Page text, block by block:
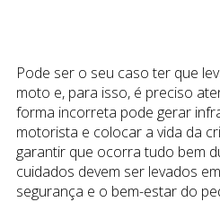
Pode ser o seu caso ter que
moto e, para isso, é preciso
forma incorreta pode gerar
motorista e colocar a vida da
garantir que ocorra tudo bem
cuidados devem ser levados
segurança e o bem-estar do